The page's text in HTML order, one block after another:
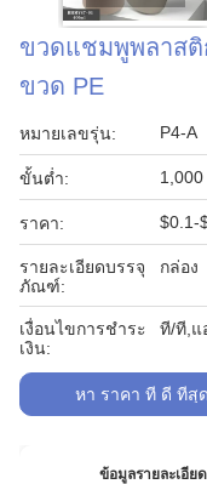
ขวดแชมพูพลาสติ
ขวด PE
หมายเลขรุ่น: P4-A
ขั้นต่ำ:
ราคา: $0.1-
รายละเอียดบรรจุ
ภัณฑ์:
กล่อง
เงื่อนไขการชำระ
เงิน:
ที/ที,แ
หา ราคา ที่ ดี ที่สุด
ข้อมูลรายละเอียด